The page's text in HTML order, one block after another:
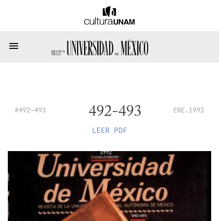
#492-493 492-493 ENE.1992
LEER PDF